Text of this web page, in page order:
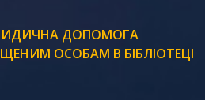
ДОПОМОГА
ОСОБАМ В БІБЛІОТЕЦІ